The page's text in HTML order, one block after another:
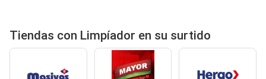
Tiendas con Limpíador en su surtido